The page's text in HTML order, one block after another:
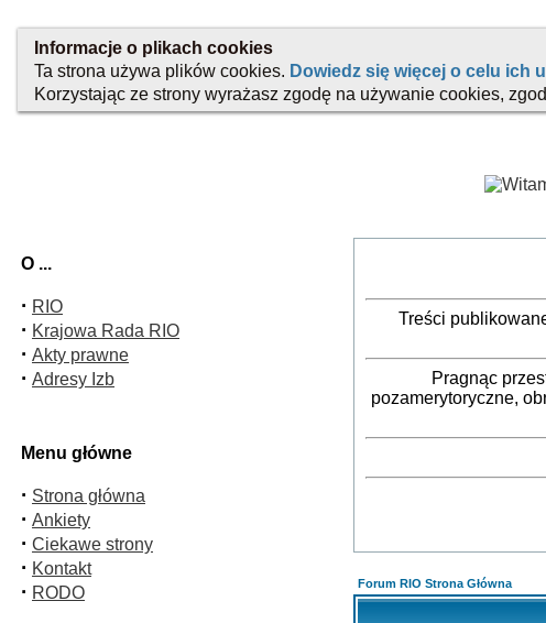
O ...
· RIO
· Krajowa Rada RIO
· Akty prawne
· Adresy Izb
Menu główne
· Strona główna
· Ankiety
· Ciekawe strony
· Kontakt
· RODO
Treści
Pragnąc
pozamerytoryczne,
Forum RIO Strona Główna